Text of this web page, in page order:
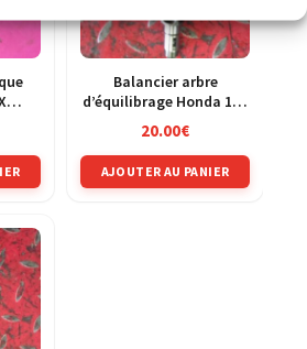
Balancier arbre
d’équilibrage Honda 125
CRM jd13a
20.00€
AJOUTER AU PANIER